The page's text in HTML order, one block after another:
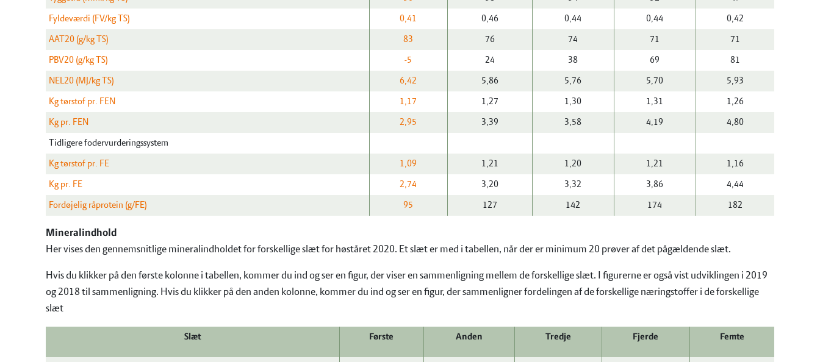
Fyldeværdi (FV/kg TS) 0,41 0,46 0,44 0,44 0,42
AAT20 (g/kg TS) 83 76 74 71 71
PBV20 (g/kg TS) -5 24 38 69 81
NEL20 (MJ/kg TS) 6,42 5,86 5,76 5,70 5,93
Kg tørstof pr. FEN 1,17 1,27 1,30 1,31 1,26
Kg pr. FEN 2,95 3,39 3,58 4,19 4,80
Tidligere fodervurderingssystem
Kg tørstof pr. FE 1,09 1,21 1,20 1,21 1,16
Kg pr. FE 2,74 3,20 3,32 3,86 4,44
Fordøjelig råprotein (g/FE) 95 127 142 174 182
Mineralindhold
Her vises den gennemsnitlige mineralindholdet for forskellige slæt for høståret 2020. Et slæt er med i tabellen, når der er minimum 20 prøver af det pågældende slæt.
Hvis du klikker på den første kolonne i tabellen, kommer du ind og ser en figur, der viser en sammenligning mellem de forskellige slæt. I figurerne er også vist udviklingen i 2019
og 2018 til sammenligning. Hvis du klikker på den anden kolonne, kommer du ind og ser en figur, der sammenligner fordelingen af de forskellige næringstoffer i de forskellige
slæt
Slæt Første Anden Tredje Fjerde Femte